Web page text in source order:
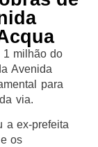
1 milhão do
Avenida
para
via.
a ex-prefeita
os